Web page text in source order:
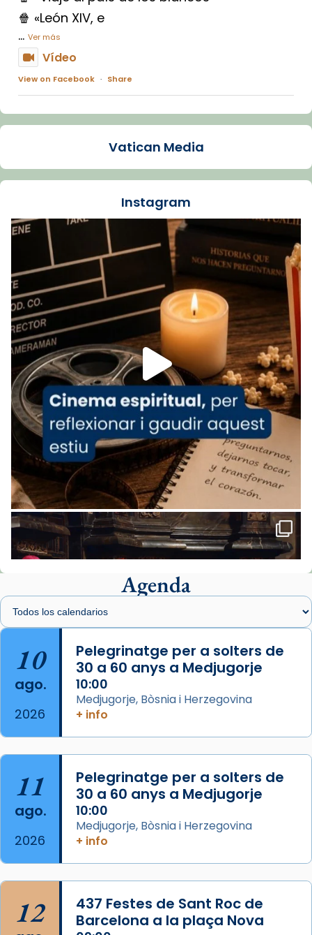
🍿 «León XIV, e
... Ver más
Vídeo
View on Facebook · Share
Arquebisbat de Barcelona
La Carmina va patir depressió. Fa gairebé
dos mesos, a l'Estadi Lluís Companys, la
Recupera l'entrevista comp
Vatican
tican News 👇
www.vaticannews.va/es/iglesia/news/2026-
07/carmina-historia-depresion-papa-viaje-
espana-testimoni...
Foto
View on Facebook · Share
Arquebisbat de Barcelona
2 weeks ago
«Avui les santes Juliana i Semproniana ens
ajuden a alçar la mirada»
Mons. Sergi Gordo, bisbe de Tortosa, ha
presidit aquest 27 de juliol la missa de Les
Santes de Mataró.
🔗tinyurl.com/cvu5jmbk
📸 J. Merino
de Barcelona.
2 weeks ago
Aquest dilluns, 27 de juliol, ha tingut lloc la
missa d’acció de gràcies en agraïment al
comitè organitzador de la visita apostòlica
del Sant Pare Lleó XIV a Barcelona, i als
col·laboradors, a la Catedral de Barcelona.
L’arquebisbe de Barcelona, el cardenal Joan
Josep Omella, ha presidit la missa i l’ha
concelebrat el bisbe auxiliar de Barcelona,
Mons. David Abadías.
📸 Dr. G. Simón
Foto
View on Facebook · Share
Vatican Media
Instagram
Agenda
10
ago.
2026
Pelegrinatge per a solters de
30 a 60 anys a Medjugorje
10:00
Medjugorje, Bòsnia i Herzegovina
+ info
11
ago.
2026
Pelegrinatge per a solters de
30 a 60 anys a Medjugorje
10:00
Medjugorje, Bòsnia i Herzegovina
+ info
12
437 Festes de Sant Roc de
Barcelona a la plaça Nova